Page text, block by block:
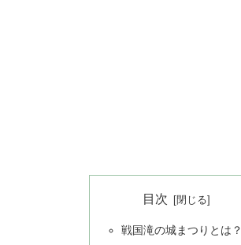
目次
戦国滝の城まつりとは？